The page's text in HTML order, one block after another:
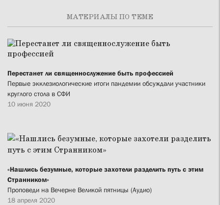
МАТЕРИАЛЫ ПО ТЕМЕ
Перестанет ли священнослужение быть профессией
Первые экклезиологические итоги пандемии обсуждали участники
круглого стола в СФИ
10 июня 2020
«Нашлись безумные, которые захотели разделить путь с этим
Странником»
Проповеди на Вечерне Великой пятницы (Аудио)
18 апреля 2020